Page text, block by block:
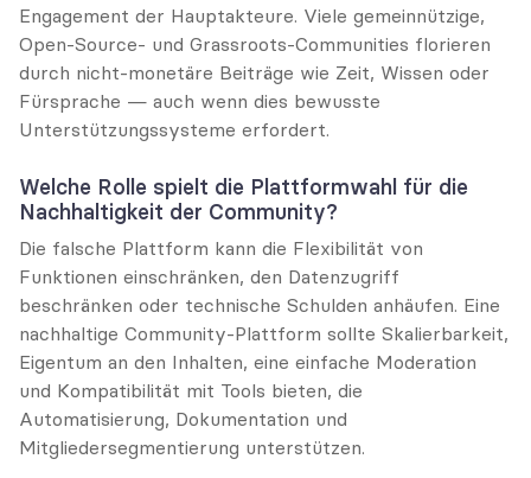
Engagement der Hauptakteure. Viele gemeinnützige,
Open-Source- und Grassroots-Communities florieren
durch nicht-monetäre Beiträge wie Zeit, Wissen oder
Fürsprache — auch wenn dies bewusste
Unterstützungssysteme erfordert.
Welche Rolle spielt die Plattformwahl für die
Nachhaltigkeit der Community?
Die falsche Plattform kann die Flexibilität von
Funktionen einschränken, den Datenzugriff
beschränken oder technische Schulden anhäufen. Eine
nachhaltige Community-Plattform sollte Skalierbarkeit,
Eigentum an den Inhalten, eine einfache Moderation
und Kompatibilität mit Tools bieten, die
Automatisierung, Dokumentation und
Mitgliedersegmentierung unterstützen.